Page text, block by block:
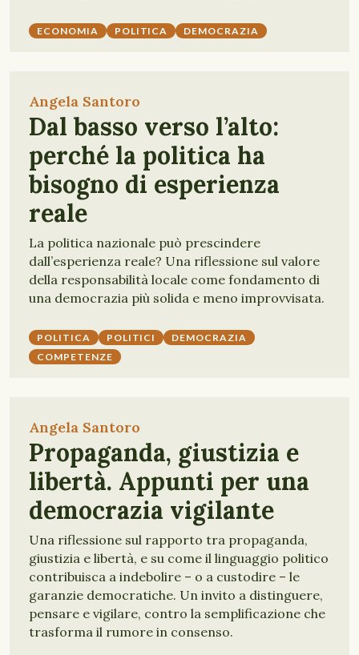
ECONOMIA POLITICA DEMOCRAZIA
Angela Santoro
Dal basso verso l’alto:
perché la politica ha
bisogno di esperienza
reale
La politica nazionale può prescindere
dall’esperienza reale? Una riflessione sul valore
della responsabilità locale come fondamento di
una democrazia più solida e meno improvvisata.
POLITICA POLITICI
DEMOCRAZIA
COMPETENZE
Angela Santoro
Propaganda, giustizia e
libertà. Appunti per una
democrazia vigilante
Una riflessione sul rapporto tra propaganda,
giustizia e libertà, e su come il linguaggio politico
contribuisca a indebolire – o a custodire – le
garanzie democratiche. Un invito a distinguere,
pensare e vigilare, contro la semplificazione che
trasforma il rumore in consenso.